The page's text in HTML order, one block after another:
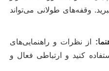
وقفه‌های طولانی می‌تواند
از نظرات و راهنمایی‌های
کنید و ارتباطی فعال و